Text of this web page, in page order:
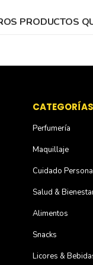
PRODUCTOS
CATEGORÍAS
Perfumería
Maquillaje
Cuidado
Salud &
Alimentos
Snacks
Licores &